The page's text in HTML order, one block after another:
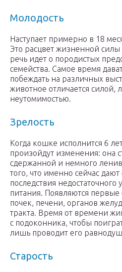
Молодость
Наступает примерно в 18
Это расцвет жизненной силы
речь идет о породистых
семейства. Самое время
побеждать на различных
животное отличается силой,
неутомимостью.
Зрелость
Когда кошке исполнится 6
произойдут изменения: она
сдержанной и немного
того, что именно сейчас дают
последствия
питания. Появляются
почек, печени, органов
тракта. Время от времени
с подоконника, чтобы
лишь проводит его
Старость